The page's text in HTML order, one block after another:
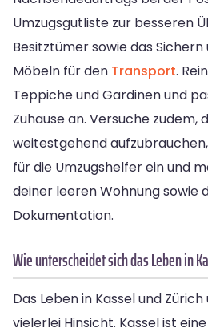
Umzugsgutliste zur besseren
Besitztümer sowie das
Möbeln für den Transport.
Teppiche und Gardinen und
Zuhause an. Versuche zudem,
weitestgehend
für die Umzugshelfer ein und
deiner leeren Wohnung sowie
Dokumentation.
Wie unterscheidet sich das Leben in
Das Leben in Kassel und
vielerlei Hinsicht. Kassel ist